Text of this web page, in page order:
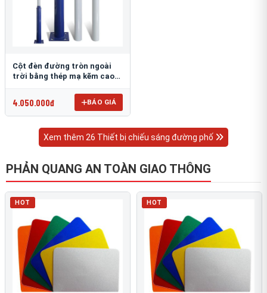
Cột đèn đường tròn ngoài
trời bằng thép mạ kẽm cao
4.050.000đ BÁO GIÁ
Xem thêm 26 Thiết bị chiếu sáng đường phố
PHẢN QUANG AN TOÀN GIAO THÔNG
HOT HOT